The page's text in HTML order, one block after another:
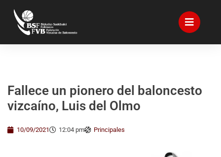
Fallece un pionero del baloncesto
vizcaíno, Luis del Olmo
10/09/2021 12:04 pm Principales